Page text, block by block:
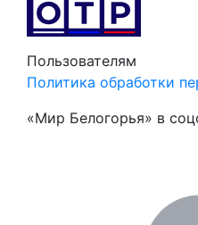
Пользователям
Политика обработки
«Мир Белогорья» в